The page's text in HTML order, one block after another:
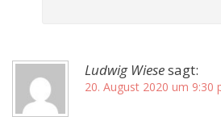
Ludwig Wiesesagt:
20. August 2020 um 9:30